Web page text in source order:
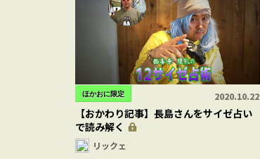
ほかおに限定 2020.10.22
【おかわり記事】長島さんをサイゼ占い
で読み解く
リックェ